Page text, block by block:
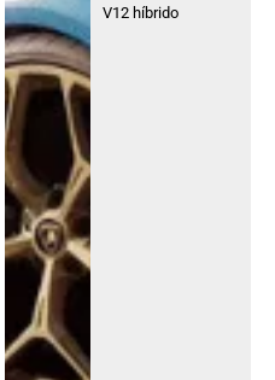
V12 híbrido